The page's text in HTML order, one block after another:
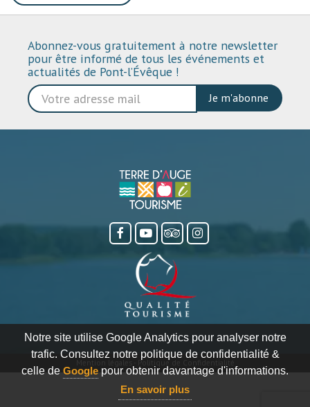
Notre site utilise Google Analytics pour analyser notre
trafic. Consultez notre politique de confidentialité &
celle de Google pour obtenir davantage d'informations.
En savoir plus
Abonnez-vous gratuitement à notre newsletter
pour être informé de tous les événements et
actualités de Pont-l’Évêque !
Je m'abonne
Politique de Confidentialité